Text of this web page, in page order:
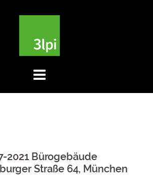
2021 Bürogebäude
Straße 64, München